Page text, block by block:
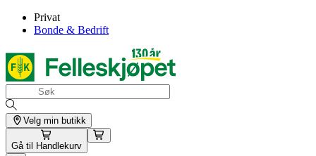
Privat
Bonde & Bedrift
Velg min butikk
Gå til Handlekurv